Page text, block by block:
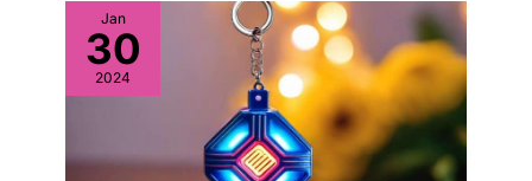
Jan
30
2024